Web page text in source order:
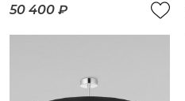
50 400 ₽